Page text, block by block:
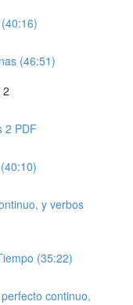
(46:51)
2 PDF
y verbos
(35:22)
continuo,